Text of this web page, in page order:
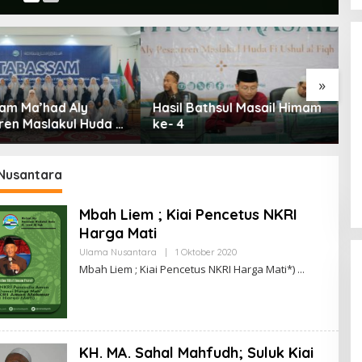
»
Masail Himam
Seminar Ushul Fikih oleh
Departmen
Pengembangan SDM
Mbah Liem ; Kiai Pencetus NKRI
Harga Mati
Ulama Nusantara | 1 Oktober 2020O
E
I
M
Mbah Liem ; Kiai Pencetus NKRI Harga Mati*)
KH. MA. Sahal Mahfudh; Suluk Kiai